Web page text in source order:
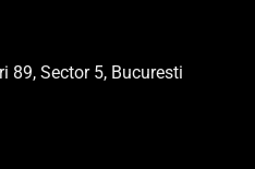
89, Sector 5, Bucuresti